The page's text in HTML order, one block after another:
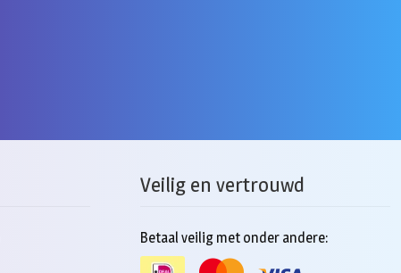
Veilig en vertrouwd
Betaal veilig met onder andere: